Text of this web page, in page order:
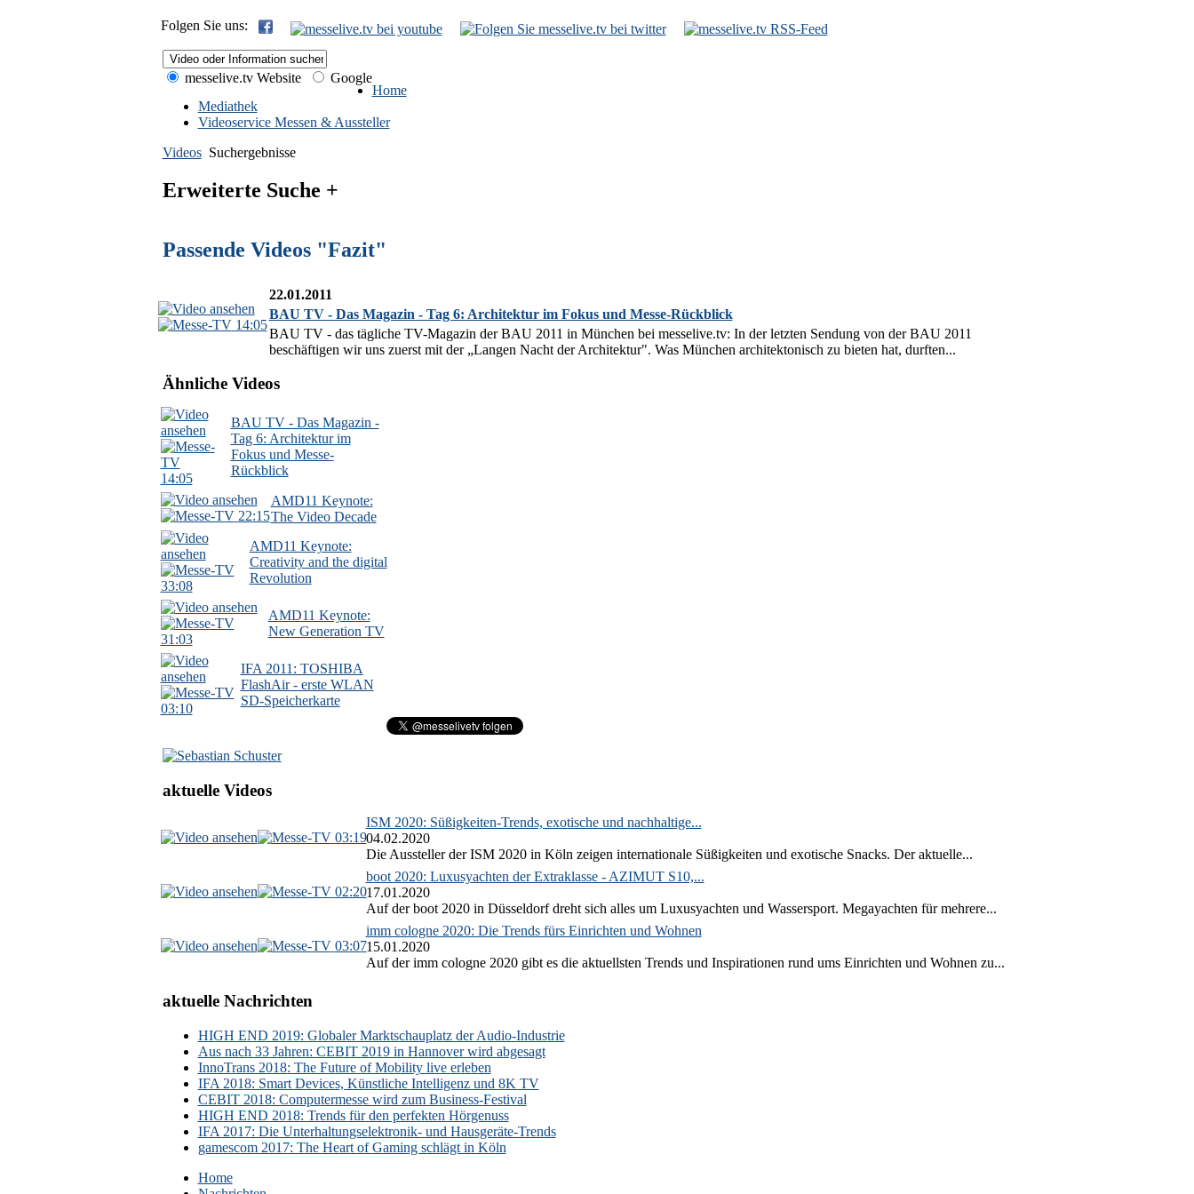
Folgen Sie uns:
messelive.tv Website
Google
Home
Mediathek
Videoservice Messen & Aussteller
Videos Suchergebnisse
Erweiterte Suche +
Passende Videos "Fazit"
14:05
22.01.2011
BAU TV - Das Magazin - Tag 6: Architektur im Fokus und Messe-Rückblick
BAU TV - das tägliche TV-Magazin der BAU 2011 in München bei messelive.tv: In der letzten Sendung von der BAU 2011
beschäftigen wir uns zuerst mit der „Langen Nacht der Architektur". Was München architektonisch zu bieten hat, durften...
Ähnliche Videos
14:05
BAU TV - Das Magazin -
Tag 6: Architektur im
Fokus und Messe-
Rückblick
22:15
AMD11 Keynote:
The Video Decade
33:08
AMD11 Keynote:
Creativity and the digital
Revolution
31:03
AMD11 Keynote:
New Generation TV
03:10
IFA 2011: TOSHIBA
FlashAir - erste WLAN
SD-Speicherkarte
aktuelle Videos
03:19
ISM 2020: Süßigkeiten-Trends, exotische und nachhaltige...
04.02.2020
Die Aussteller der ISM 2020 in Köln zeigen internationale Süßigkeiten und exotische Snacks. Der aktuelle...
02:20
boot 2020: Luxusyachten der Extraklasse - AZIMUT S10,...
17.01.2020
Auf der boot 2020 in Düsseldorf dreht sich alles um Luxusyachten und Wassersport. Megayachten für mehrere...
03:07
imm cologne 2020: Die Trends fürs Einrichten und Wohnen
15.01.2020
Auf der imm cologne 2020 gibt es die aktuellsten Trends und Inspirationen rund ums Einrichten und Wohnen zu...
aktuelle Nachrichten
HIGH END 2019: Globaler Marktschauplatz der Audio-Industrie
Aus nach 33 Jahren: CEBIT 2019 in Hannover wird abgesagt
InnoTrans 2018: The Future of Mobility live erleben
IFA 2018: Smart Devices, Künstliche Intelligenz und 8K TV
CEBIT 2018: Computermesse wird zum Business-Festival
HIGH END 2018: Trends für den perfekten Hörgenuss
IFA 2017: Die Unterhaltungselektronik- und Hausgeräte-Trends
gamescom 2017: The Heart of Gaming schlägt in Köln
Home